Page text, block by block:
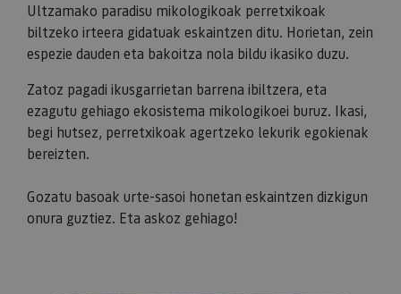
Ultzamako paradisu mikologikoak perretxikoak
biltzeko irteera gidatuak eskaintzen ditu. Horietan, zein
espezie dauden eta bakoitza nola bildu ikasiko duzu.
Zatoz pagadi ikusgarrietan barrena ibiltzera, eta
ezagutu gehiago ekosistema mikologikoei buruz. Ikasi,
begi hutsez, perretxikoak agertzeko lekurik egokienak
bereizten.
Gozatu basoak urte-sasoi honetan eskaintzen dizkigun
onura guztiez. Eta askoz gehiago!